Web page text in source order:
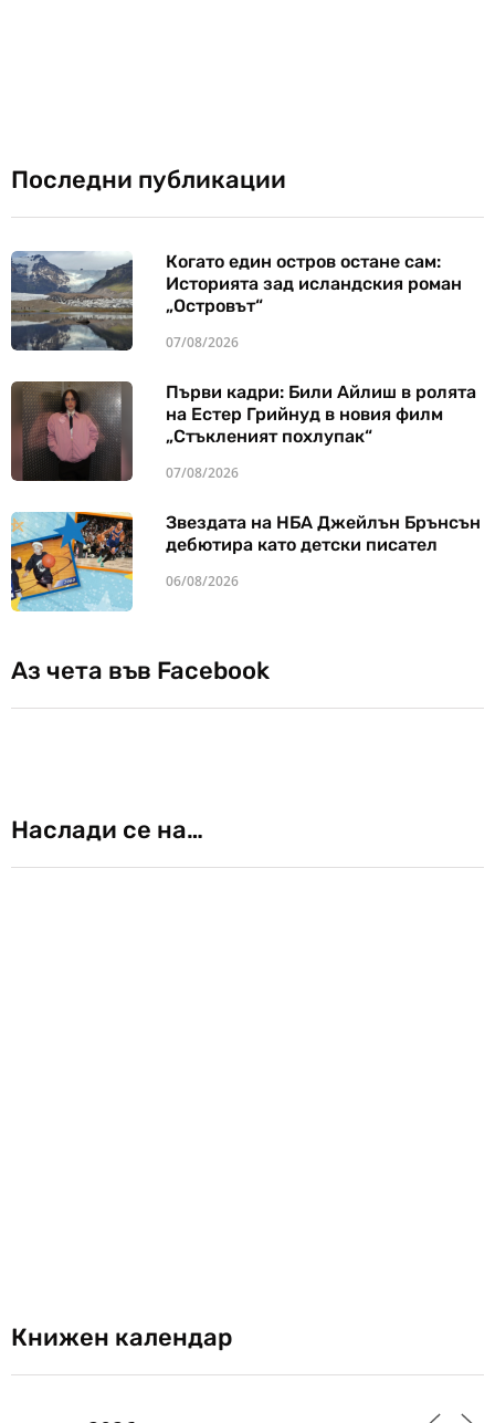
Последни публикации
Когато един остров остане сам:
Историята зад исландския роман
„Островът“
07/08/2026
Първи кадри: Били Айлиш в ролята
на Естер Грийнуд в новия филм
„Стъкленият похлупак“
07/08/2026
Звездата на НБА Джейлън Брънсън
дебютира като детски писател
06/08/2026
Аз чета във Facebook
Наслади се на…
Книжен календар